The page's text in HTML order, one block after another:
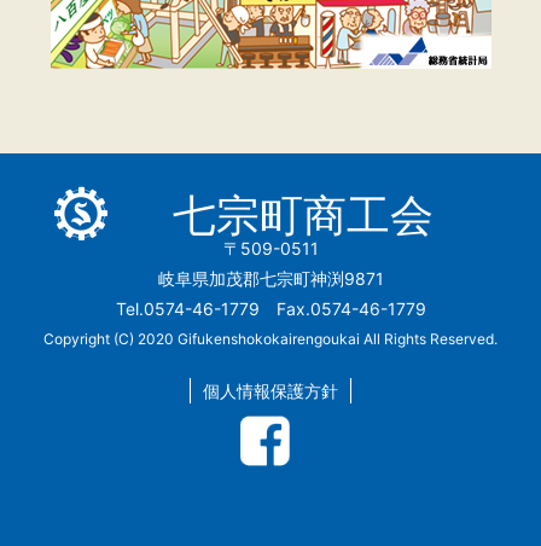
七宗町商工会
〒509-0511
岐阜県加茂郡七宗町神渕9871
Tel.0574-46-1779 Fax.0574-46-1779
Copyright (C) 2020 Gifukenshokokairengoukai All Rights Reserved.
個人情報保護方針